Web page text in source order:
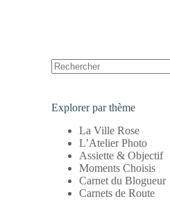
Explorer par thème
La Ville Rose
L’Atelier Photo
Assiette & Objectif
Moments Choisis
Carnet du Blogueur
Carnets de Route